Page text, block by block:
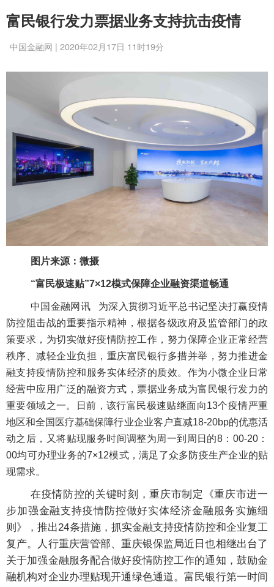
富民银行发力票据业务支持抗击疫情
中国金融网 | 2020年02月17日 11时19分
图片来源：微摄
“富民极速贴”7×12模式保障企业融资渠道畅通
中国金融网讯 为深入贯彻习近平总书记坚决打赢疫情
防控阻击战的重要指示精神，根据各级政府及监管部门的政
策要求，为切实做好疫情防控工作，努力保障企业正常经营
秩序、减轻企业负担，重庆富民银行多措并举，努力推进金
融支持疫情防控和服务实体经济的质效。作为小微企业日常
经营中应用广泛的融资方式，票据业务成为富民银行发力的
重要领域之一。日前， 该行富民极速贴继面向13个疫情严重
地区和全国医疗基础保障行业企业客户直减18-20bp的优惠活
动之后，又将贴现服务时间调整为周一到周日的8： 00-20：
00均可办理业务的7×12模式， 满足了众多防疫生产企业的贴
现需求。
在疫情防控的关键时刻，重庆市制定《重庆市进一
步加强金融支持疫情防控做好实体经济金融服务实施细
则》，推出24条措施，抓实金融支持疫情防控和企业复工
复产。人行重庆营管部、重庆银保监局近日也相继出台了
关于加强金融服务配合做好疫情防控工作的通知，鼓励金
融机构对企业办理贴现开通绿色通道。富民银行第一时间